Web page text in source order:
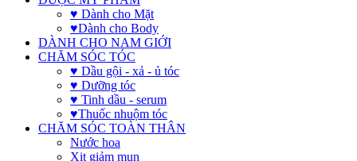
♥ Dành cho Mặt
♥Dành cho Body
DÀNH CHO NAM GIỚI
CHĂM SÓC TÓC
♥ Dầu gội - xả - ủ tóc
♥ Dưỡng tóc
♥ Tinh dầu - serum
♥Thuốc nhuộm tóc
CHĂM SÓC TOÀN THÂN
Nước hoa
Xịt giảm mụn